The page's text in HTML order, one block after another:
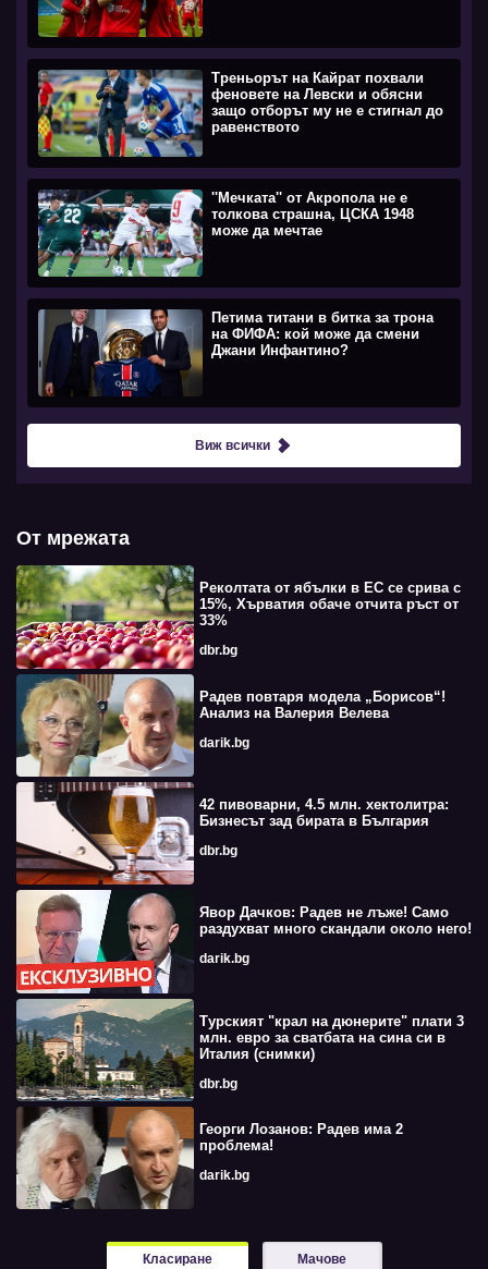
Треньорът на Кайрат похвали
феновете на Левски и обясни
защо отборът му не е стигнал до
равенството
''Мечката'' от Акропола не е
толкова страшна, ЦСКА 1948
може да мечтае
Петима титани в битка за трона
на ФИФА: кой може да смени
Джани Инфантино?
Виж всички
От мрежата
Реколтата от ябълки в ЕС се срива с
15%, Хърватия обаче отчита ръст от
33%
dbr.bg
Радев повтаря модела „Борисов“!
Анализ на Валерия Велева
darik.bg
42 пивоварни, 4.5 млн. хектолитра:
Бизнесът зад бирата в България
dbr.bg
Явор Дачков: Радев не лъже! Само
раздухват много скандали около него!
darik.bg
Турският "крал на дюнерите" плати 3
млн. евро за сватбата на сина си в
Италия (снимки)
dbr.bg
Георги Лозанов: Радев има 2
проблема!
darik.bg
Класиране Мачове